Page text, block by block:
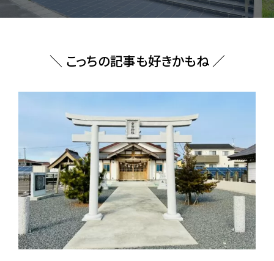
＼ こっちの記事も好きかもね ／